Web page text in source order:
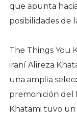
que apunta
posibilidades de
The Things You
iraní Alireza
una amplia
premonición del
Khatami tuvo un